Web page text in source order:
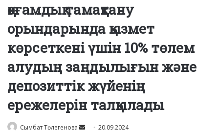
қоғамдық тамақтану
орындарында қызмет
көрсеткені үшін 10% төлем
алудың заңдылығын және
депозиттік жүйенің
ережелерін талқылады
Сымбат Төлегенова
Send 20.09.2024